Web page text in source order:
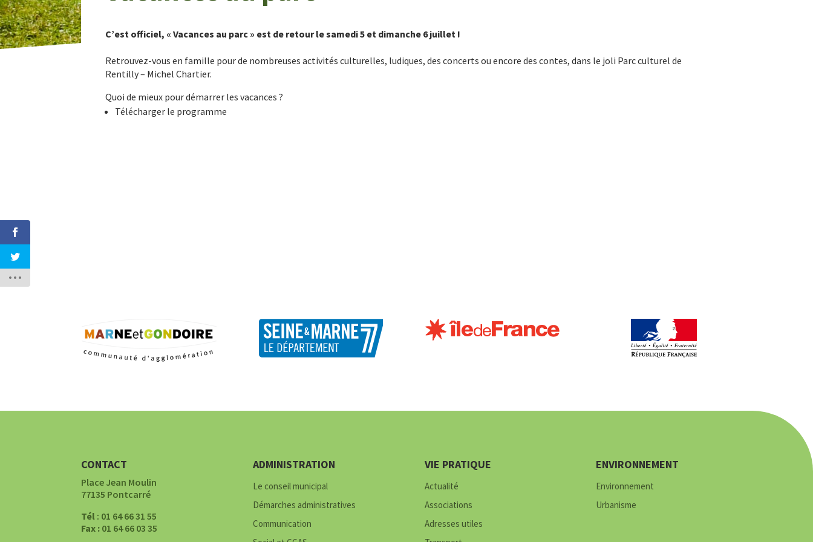
C’est officiel, « Vacances au parc » est de retour le samedi 5 et dimanche 6 juillet !
Retrouvez-vous en famille pour de nombreuses activités culturelles, ludiques, des concerts ou encore des contes, dans le joli Parc culturel de
Rentilly – Michel Chartier.
Quoi de mieux pour démarrer les vacances ?
Télécharger le programme
CONTACT
Place Jean Moulin
77135 Pontcarré
Tél : 01 64 66 31 55
Fax : 01 64 66 03 35
ADMINISTRATION
Le conseil municipal
Démarches administratives
Communication
VIE PRATIQUE
Actualité
Associations
Adresses utiles
ENVIRONNEMENT
Environnement
Urbanisme